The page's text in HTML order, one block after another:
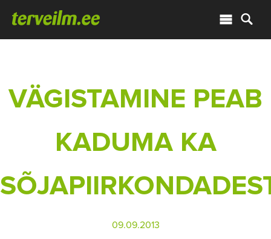
VÄGISTAMINE PEAB
KADUMA KA
09.09.2013